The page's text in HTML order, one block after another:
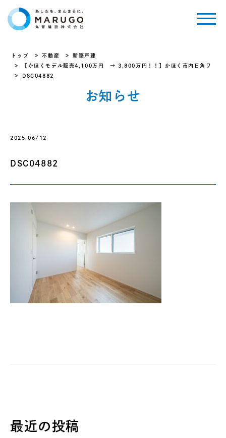
トップ 不動産
新築戸建
【かほくモデル販売4,100万円 → 3,800万円！！】かほく市内日角ワ
DSC04882
お知らせ
2025.06/12
DSC04882
最近の投稿